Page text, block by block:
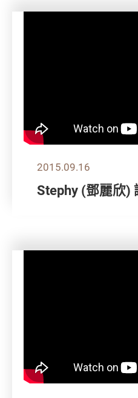
2015.09.16
Stephy (鄧麗欣)